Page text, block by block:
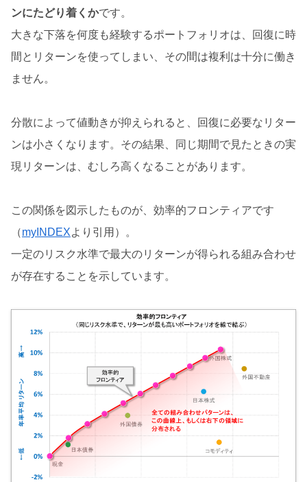
ンにたどり着くかです。
大きな下落を何度も経験するポートフォリオは、回復に時
間とリターンを使ってしまい、その間は複利は十分に働き
ません。
分散によって値動きが抑えられると、回復に必要なリター
ンは小さくなります。その結果、同じ期間で見たときの実
現リターンは、むしろ高くなることがあります。
この関係を図示したものが、効率的フロンティアです
（myINDEXより引用）。
一定のリスク水準で最大のリターンが得られる組み合わせ
が存在することを示しています。